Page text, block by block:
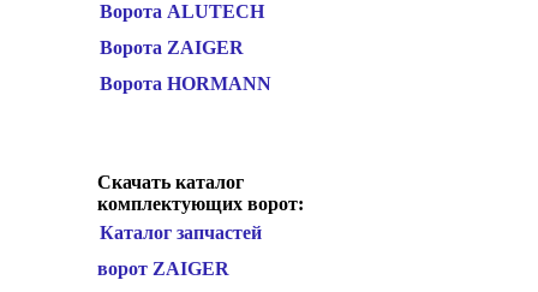
Ворота ALUTECH
Ворота ZAIGER
Ворота HORMANN
Скачать каталог
комплектующих ворот:
Каталог запчастей
ворот ZAIGER